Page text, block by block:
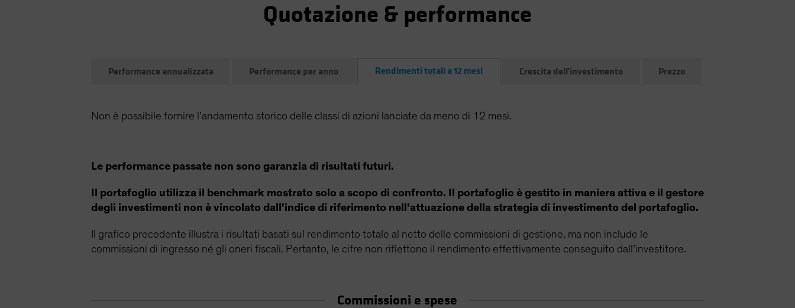
Quotazione & performance
Performance annualizzata Performance per anno Rendimenti totali a 12 mesi Crescita dell'investimento Prezzo
Non è possibile fornire l’andamento storico delle classi di azioni lanciate da meno di 12 mesi.
Le performance passate non sono garanzia di risultati futuri.
Il portafoglio utilizza il benchmark mostrato solo a scopo di confronto. Il portafoglio è gestito in maniera attiva e il gestore
degli investimenti non è vincolato dall'indice di riferimento nell’attuazione della strategia di investimento del portafoglio.
Il grafico precedente illustra i risultati basati sul rendimento totale al netto delle commissioni di gestione, ma non include le
commissioni di ingresso né gli oneri fiscali. Pertanto, le cifre non riflettono il rendimento effettivamente conseguito dall’investitore.
Commissioni e spese